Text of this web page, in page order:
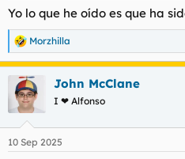
e
m
a
Yo lo que he oído es que ha
R
e
a
c
c
e
Morzhilla
John McClane
I ❤ Alfonso
10 Sep 2025